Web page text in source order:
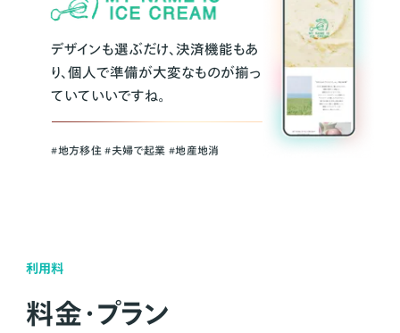
デザインも選ぶだけ、決済機能もあ
り、個人で準備が大変なものが揃っ
ていていいですね。
#地方移住 #夫婦で起業 #地産地消
利用料
料金・プラン